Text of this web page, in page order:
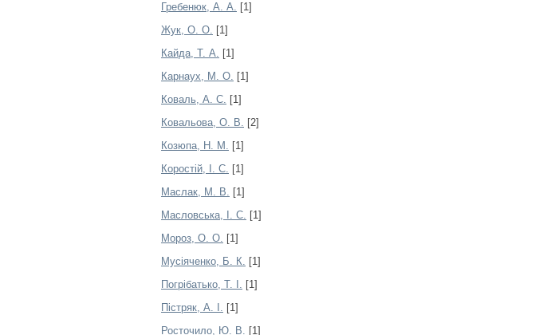
Гребенюк, А. А. [1]
Жук, О. О. [1]
Кайда, Т. А. [1]
Карнаух, М. О. [1]
Коваль, А. С. [1]
Ковальова, О. В. [2]
Козюпа, Н. М. [1]
Коростій, І. С. [1]
Маслак, М. В. [1]
Масловська, І. С. [1]
Мороз, О. О. [1]
Мусіяченко, Б. К. [1]
Погрібатько, Т. І. [1]
Пістряк, А. І. [1]
Росточило, Ю. В. [1]